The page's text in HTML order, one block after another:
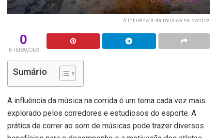
A influência da música na corrida
0
INTERAÇÕES
Sumário
A influência da música na corrida é um tema cada vez mais
explorado pelos corredores e estudiosos do esporte. A
prática de correr ao som de músicas pode trazer diversos